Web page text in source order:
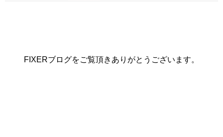
FIXERブログをご覧頂きありがとうございます。